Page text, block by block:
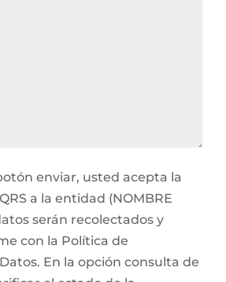
enviar, usted acepta la
a la entidad (NOMBRE
serán recolectados y
con la Política de
En la opción consulta de